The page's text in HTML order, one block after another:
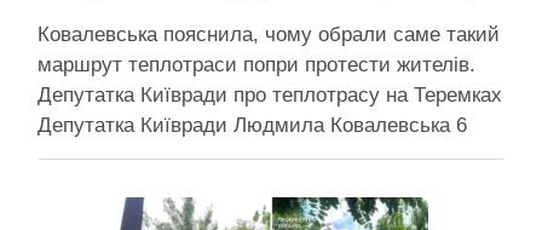
Ковалевська пояснила, чому обрали саме такий
маршрут теплотраси попри протести жителів.
Депутатка Київради про теплотрасу на Теремках
Депутатка Київради Людмила Ковалевська 6
серпня прокоментувала конфлікт навколо
на Теремках, заявивши, що розуміє обурення